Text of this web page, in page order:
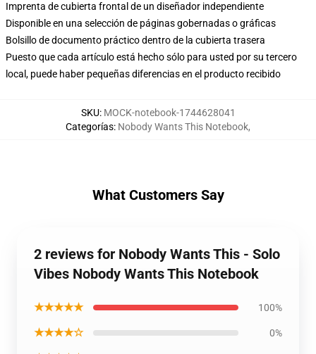
Imprenta de cubierta frontal de un diseñador independiente
Disponible en una selección de páginas gobernadas o gráficas
Bolsillo de documento práctico dentro de la cubierta trasera
Puesto que cada artículo está hecho sólo para usted por su tercero
local, puede haber pequeñas diferencias en el producto recibido
SKU: MOCK-notebook-1744628041
Categorías: Nobody Wants This Notebook,
What Customers Say
2 reviews for Nobody Wants This - Solo
Vibes Nobody Wants This Notebook
★★★★★ 100%
★★★★☆ 0%